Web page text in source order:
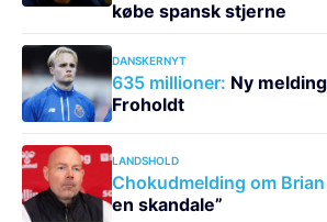
købe spansk stjerne
DANSKERNYT
635 millioner: Ny
Froholdt
LANDSHOLD
Chokudmelding om Brian
en skandale”